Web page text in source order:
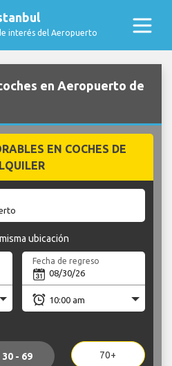
interés del Aeropuerto
en Aeropuerto de
EN COCHES DE
ubicación
Fecha de regreso
30 - 69 70+